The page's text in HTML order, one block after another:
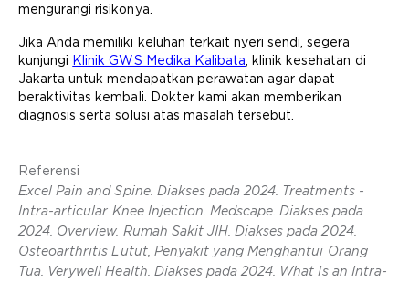
mengurangi risikonya.
Jika Anda memiliki keluhan terkait nyeri sendi, segera
kunjungi Klinik GWS Medika Kalibata , klinik kesehatan di
Jakarta untuk mendapatkan perawatan agar dapat
beraktivitas kembali. Dokter kami akan memberikan
diagnosis serta solusi atas masalah tersebut.
Referensi
Excel Pain and Spine. Diakses pada 2024. Treatments -
Intra-articular Knee Injection. Medscape. Diakses pada
2024. Overview. Rumah Sakit JIH. Diakses pada 2024.
Osteoarthritis Lutut, Penyakit yang Menghantui Orang
Tua. Verywell Health. Diakses pada 2024. What Is an Intra-